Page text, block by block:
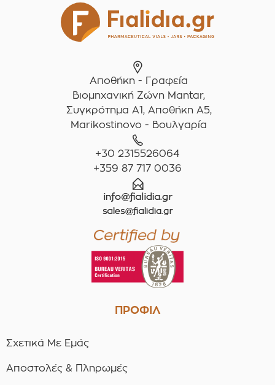
Αποθήκη - Γραφεία
Βιομηχανική Ζώνη Mantar,
Συγκρότημα A1, Αποθήκη Α5,
Marikostinovo - Βουλγαρία
+30 2315526064
+359 87 717 0036
ΠΡΟΦΙΛ
Σχετικά Με Εμάς
Αποστολές & Πληρωμές